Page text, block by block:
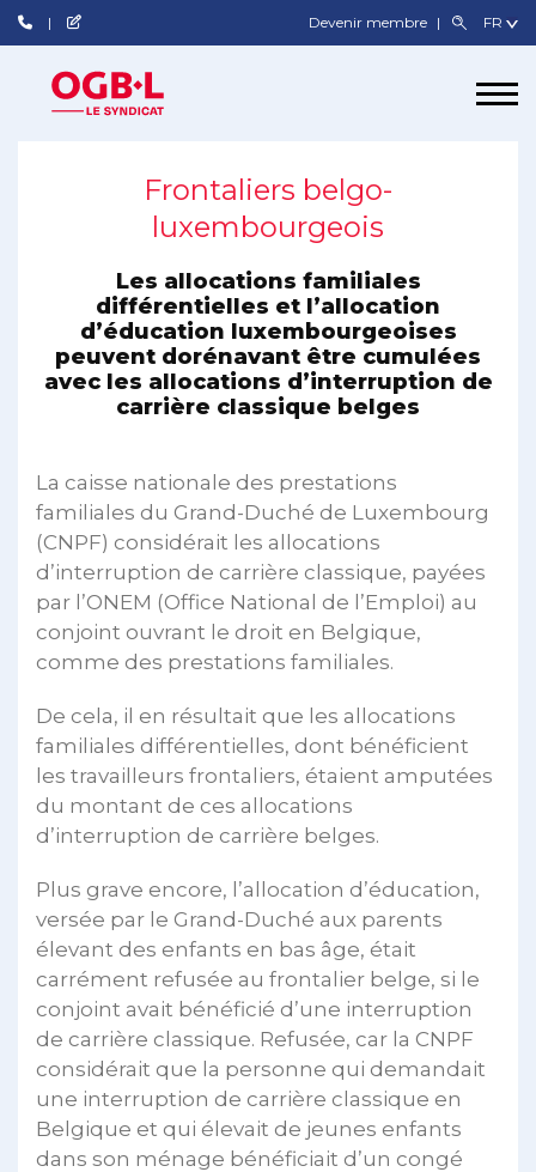
Devenir membre
Frontaliers belgo-
luxembourgeois
Les allocations familiales
différentielles et l’allocation
d’éducation luxembourgeoises
peuvent dorénavant être cumulées
avec les allocations d’interruption de
carrière classique belges
La caisse nationale des prestations
familiales du Grand-Duché de Luxembourg
(CNPF) considérait les allocations
d’interruption de carrière classique, payées
par l’ONEM (Office National de l’Emploi) au
conjoint ouvrant le droit en Belgique,
comme des prestations familiales.
De cela, il en résultait que les allocations
familiales différentielles, dont bénéficient
les travailleurs frontaliers, étaient amputées
du montant de ces allocations
d’interruption de carrière belges.
Plus grave encore, l’allocation d’éducation,
versée par le Grand-Duché aux parents
élevant des enfants en bas âge, était
carrément refusée au frontalier belge, si le
conjoint avait bénéficié d’une interruption
de carrière classique. Refusée, car la CNPF
considérait que la personne qui demandait
une interruption de carrière classique en
Belgique et qui élevait de jeunes enfants
dans son ménage bénéficiait d’un congé